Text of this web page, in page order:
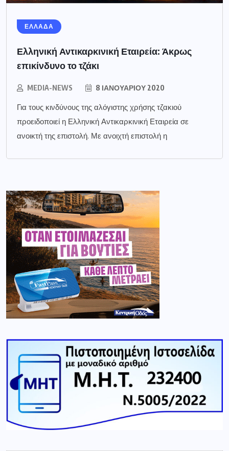
ΕΛΛΑΔΑ
Ελληνική Αντικαρκινική Εταιρεία: Άκρως
επικίνδυνο το τζάκι
MEDIA-NEWS 8 ΙΑΝΟΥΑΡΊΟΥ 2020
Για τους κινδύνους της αλόγιστης χρήσης τζακιού
προειδοποιεί η Ελληνική Αντικαρκινική Εταιρεία σε
ανοικτή της επιστολή. Με ανοιχτή επιστολή η